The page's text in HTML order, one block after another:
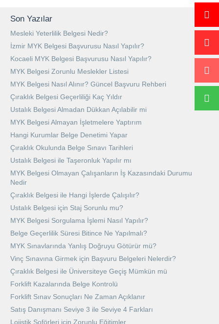
Son Yazılar
Mesleki Yeterlilik Belgesi Nedir?
İzmir MYK Belgesi Başvurusu Nasıl Yapılır?
Kocaeli MYK Belgesi Başvurusu Nasıl Yapılır?
MYK Belgesi Zorunlu Meslekler Listesi
MYK Belgesi Nasıl Alınır? Güncel Başvuru Rehberi
Çıraklık Belgesi Geçerliliği Kaç Yıldır
Ustalık Belgesi Almadan Dükkan Açılabilir mi
MYK Belgesi Almayan İşletmelere Yaptırım
Hangi Kurumlar Belge Denetimi Yapar
Çıraklık Okulunda Belge Sınavı Tarihleri
Ustalık Belgesi ile Taşeronluk Yapılır mı
MYK Belgesi Olmayan Çalışanların İş Kazasındaki Durumu
Nedir
Çıraklık Belgesi ile Hangi İşlerde Çalışılır?
Ustalık Belgesi için Staj Sorunlu mu?
MYK Belgesi Sorgulama İşlemi Nasıl Yapılır?
Belge Geçerlilik Süresi Bitince Ne Yapılmalı?
MYK Sınavlarında Yanlış Doğruyu Götürür mü?
Vinç Sınavına Girmek için Başvuru Belgeleri Nelerdir?
Çıraklık Belgesi ile Üniversiteye Geçiş Mümkün mü
Forklift Kazalarında Belge Kontrolü
Forklift Sınav Sonuçları Ne Zaman Açıklanır
Satış Danışmanı Seviye 3 ile Seviye 4 Farkları
Lojistik Şoförleri için Zorunlu Eğitimler